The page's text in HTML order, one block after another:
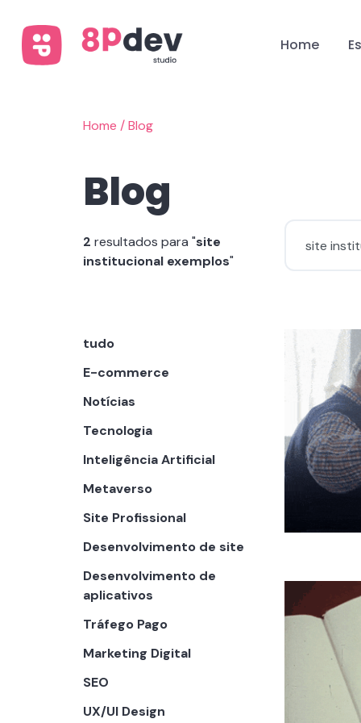
Home
Home /Blog
Blog
2 resultados para "site
institucional exemplos"
tudo
E-commerce
Notícias
Tecnologia
Inteligência Artificial
Metaverso
Site Profissional
Desenvolvimento de site
Desenvolvimento de
aplicativos
Tráfego Pago
Marketing Digital
SEO
UX/UI Design